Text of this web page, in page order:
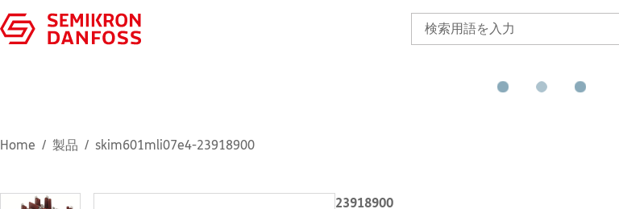
Home 製品 skim601mli07e4-23918900
23918900